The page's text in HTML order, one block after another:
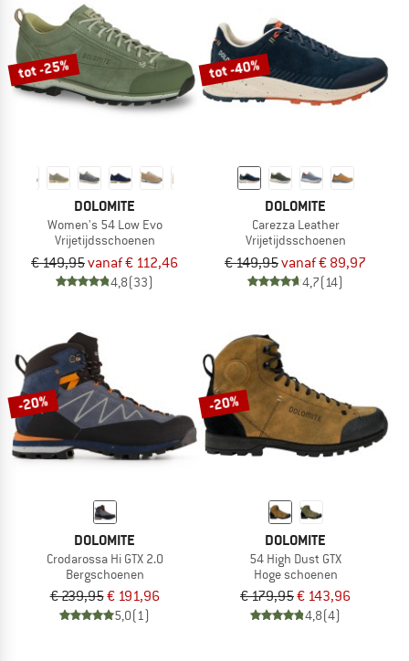
tot -25%
DOLOMITE
Women's 54 Low Evo
Vrijetijdsschoenen
€ 149,95vanaf € 112,46
4,8(33)
tot -40%
DOLOMITE
Carezza Leather
Vrijetijdsschoenen
€ 149,95vanaf € 89,97
4,7(14)
-20%
DOLOMITE
Crodarossa Hi GTX 2.0
Bergschoenen
€ 239,95€ 191,96
5,0(1)
-20%
DOLOMITE
54 High Dust GTX
Hoge schoenen
€ 179,95€ 143,96
4,8(4)